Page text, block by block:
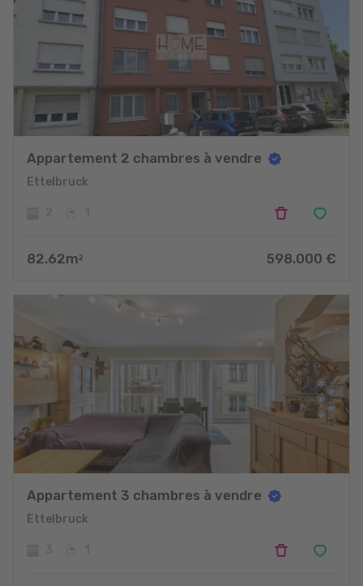
Appartement 2 chambres à vendre
Ettelbruck
82.62m 2 598.000 €
Appartement 3 chambres à vendre
Ettelbruck